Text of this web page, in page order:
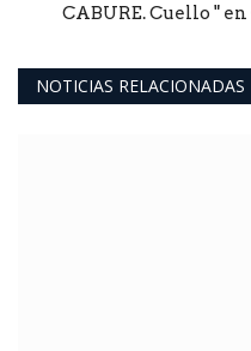
CABURE. Cuello "
NOTICIAS RELACIONADAS